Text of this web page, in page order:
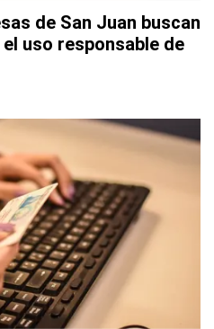
de San Juan buscan
uso responsable de